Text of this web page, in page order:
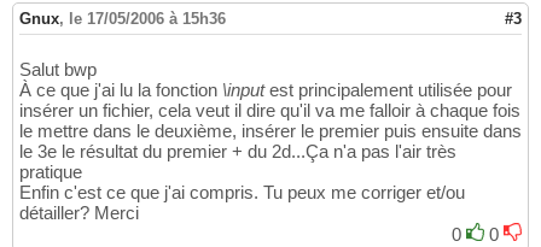
Gnux, le 17/05/2006 à 15h36 #3
Salut bwp
À ce que j'ai lu la fonction \inputest principalement utilisée pour
insérer un fichier, cela veut il dire qu'il va me falloir à chaque fois
le mettre dans le deuxième, insérer le premier puis ensuite dans
le 3e le résultat du premier + du 2d...Ça n'a pas l'air très
pratique
Enfin c'est ce que j'ai compris. Tu peux me corriger et/ou
détailler? Merci
0
0